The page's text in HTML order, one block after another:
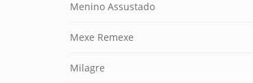
Menino Assustado
Mexe Remexe
Milagre